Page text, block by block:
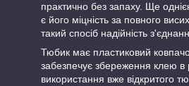
практично без запаху. Ще
є його міцність за повного
такий спосіб надійність
Тюбик має пластиковий
забезпечує збереження клею в
використання вже відкритого